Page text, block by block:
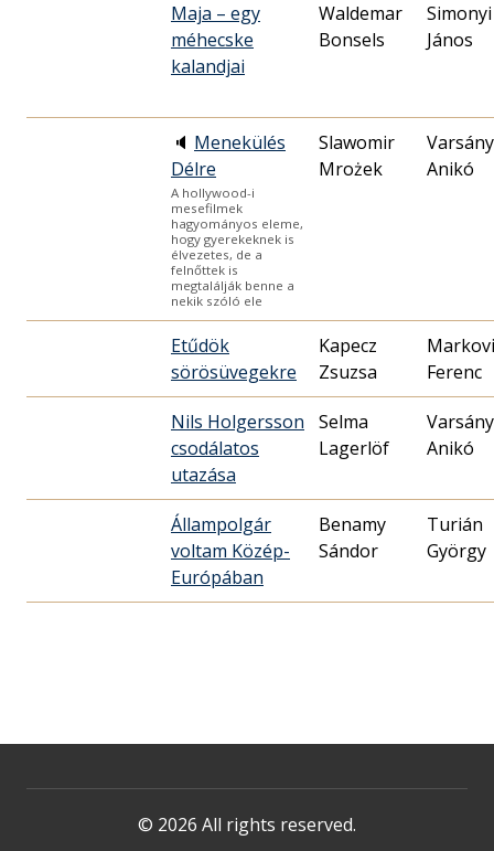
Maja – egy
méhecske
kalandjai
Waldemar
Bonsels
Simonyi
János
🔈 Menekülés
Délre
A hollywood-i
mesefilmek
hagyományos eleme,
hogy gyerekeknek is
élvezetes, de a
felnőttek is
megtalálják benne a
nekik szóló ele
Slawomir
Mrożek
Anikó
Etűdök
sörösüvegekre
Kapecz
Zsuzsa
Ferenc
Nils Holgersson
csodálatos
utazása
Selma
Lagerlöf
Anikó
Állampolgár
voltam Közép-
Európában
Benamy
Sándor
Turián
György
© 2026 All rights reserved.